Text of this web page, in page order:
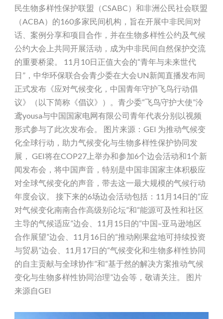
民生物多样性保护联盟（CSABC）和非洲公民社会联盟
（ACBA）的160多家民间机构，旨在开展中非民间对
话、案例分享和项目合作，并在生物多样性公约及气候
公约大会上共同开展活动，成为中非民间自然保护交流
的重要桥梁。 11月10日正值大会的“青年与未来世代
日”，中华环保联合会青少委在大会UN新闻直播发布间
正式发布《应对气候变化，中国青年守护飞鸟行动倡
议》（以下简称《倡议》）。青少委“飞鸟守护大使”泠
鸢yousa与中国国家电网有限公司青年代表分别以视频
形式参与了此次发布会。 图片来源：GEI 为推动气候变
化全球行动，助力气候变化与生物多样性保护协同发
展， GEI将在COP27上举办和参加6个边会活动和1个新
闻发布会，将中国声音，特别是中国非国家主体积极应
对全球气候变化的声音，带去这一最大规模的气候行动
年度会议。 接下来的6场边会活动包括：11月14日的“应
对气候变化南南合作高级别论坛”和“能源可及性和社区
主导的气候适应”边会、11月15日的“中国–亚马逊地区
合作展望”边会、11月16日的“推动刚果盆地可持续投资
与贸易”边会、11月17日的“气候变化和生物多样性协同
的自主贡献与全球协作”和“基于然的解决方案推动气候
变化与生物多样性协同治理”边会等，敬请关注。 图片
来源自GEI